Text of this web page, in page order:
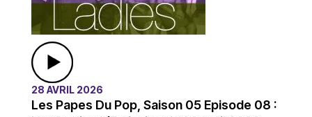
28 AVRIL 2026
Les Papes Du Pop, Saison 05 Episode 08 :